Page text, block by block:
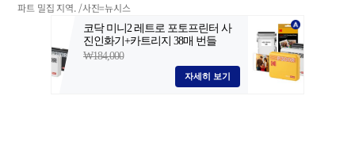
파트 밀집 지역. /사진=뉴시스